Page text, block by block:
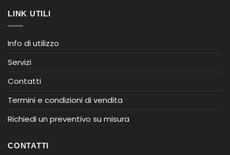
LINK UTILI
Info di utilizzo
Servizi
Contatti
Termini e condizioni di vendita
Richiedi un preventivo su misura
CONTATTI